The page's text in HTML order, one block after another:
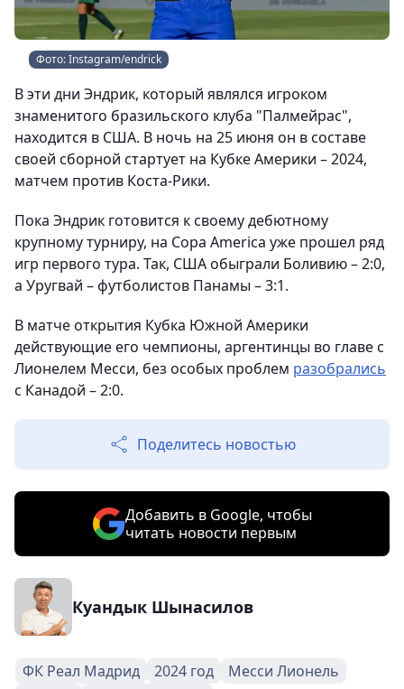
Фото: Instagram/endrick
В эти дни Эндрик, который являлся игроком
знаменитого бразильского клуба "Палмейрас",
находится в США. В ночь на 25 июня он в составе
своей сборной стартует на Кубке Америки – 2024,
матчем против Коста-Рики.
Пока Эндрик готовится к своему дебютному
крупному турниру, на Copa America уже прошел ряд
игр первого тура. Так, США обыграли Боливию – 2:0,
а Уругвай – футболистов Панамы – 3:1.
В матче открытия Кубка Южной Америки
действующие его чемпионы, аргентинцы во главе с
Лионелем Месси, без особых проблем разобрались
с Канадой – 2:0.
Поделитесь новостью
Добавить в Google, чтобы
читать новости первым
Куандык Шынасилов
ФК Реал Мадрид 2024 год
Месси Лионель